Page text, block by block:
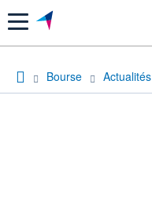
Menu
Bourse Actualités